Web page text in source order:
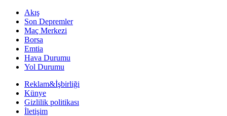
Akış
Son Depremler
Maç Merkezi
Borsa
Emtia
Hava Durumu
Yol Durumu
Reklam&İşbirliği
Künye
Gizlilik politikası
İletişim